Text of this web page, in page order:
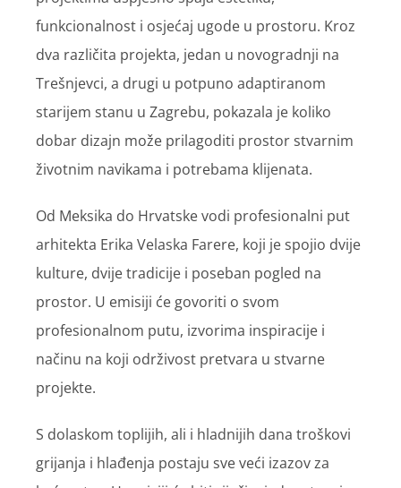
funkcionalnost i osjećaj ugode u prostoru. Kroz
dva različita projekta, jedan u novogradnji na
Trešnjevci, a drugi u potpuno adaptiranom
starijem stanu u Zagrebu, pokazala je koliko
dobar dizajn može prilagoditi prostor stvarnim
životnim navikama i potrebama klijenata.
Od Meksika do Hrvatske vodi profesionalni put
arhitekta Erika Velaska Farere, koji je spojio dvije
kulture, dvije tradicije i poseban pogled na
prostor. U emisiji će govoriti o svom
profesionalnom putu, izvorima inspiracije i
načinu na koji održivost pretvara u stvarne
projekte.
S dolaskom toplijih, ali i hladnijih dana troškovi
grijanja i hlađenja postaju sve veći izazov za